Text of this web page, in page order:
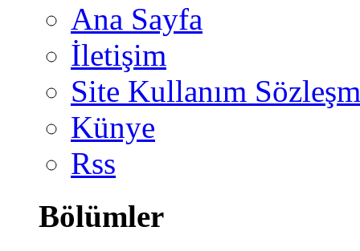
Ana Sayfa
İletişim
Site Kullanım
Künye
Rss
Bölümler